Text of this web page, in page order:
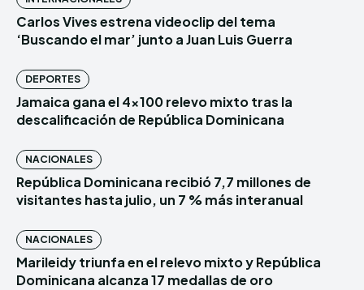
Carlos Vives estrena videoclip del tema
‘Buscando el mar’ junto a Juan Luis Guerra
DEPORTES
Jamaica gana el 4×100 relevo mixto tras la
descalificación de República Dominicana
NACIONALES
República Dominicana recibió 7,7 millones de
visitantes hasta julio, un 7 % más interanual
NACIONALES
Marileidy triunfa en el relevo mixto y República
Dominicana alcanza 17 medallas de oro